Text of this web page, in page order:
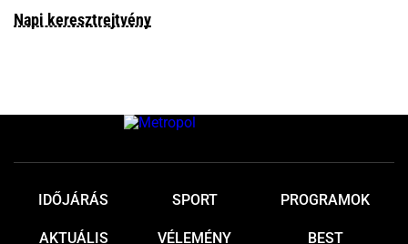
Napi keresztrejtvény
IDŐJÁRÁS SPORT PROGRAMOK
AKTUÁLIS VÉLEMÉNY BEST